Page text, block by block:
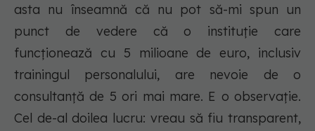
asta nu înseamnă că nu pot să-mi spun un
punct de vedere că o instituție care
funcționează cu 5 milioane de euro, inclusiv
trainingul personalului, are nevoie de o
consultanță de 5 ori mai mare. E o observație.
Cel de-al doilea lucru: vreau să fiu transparent,